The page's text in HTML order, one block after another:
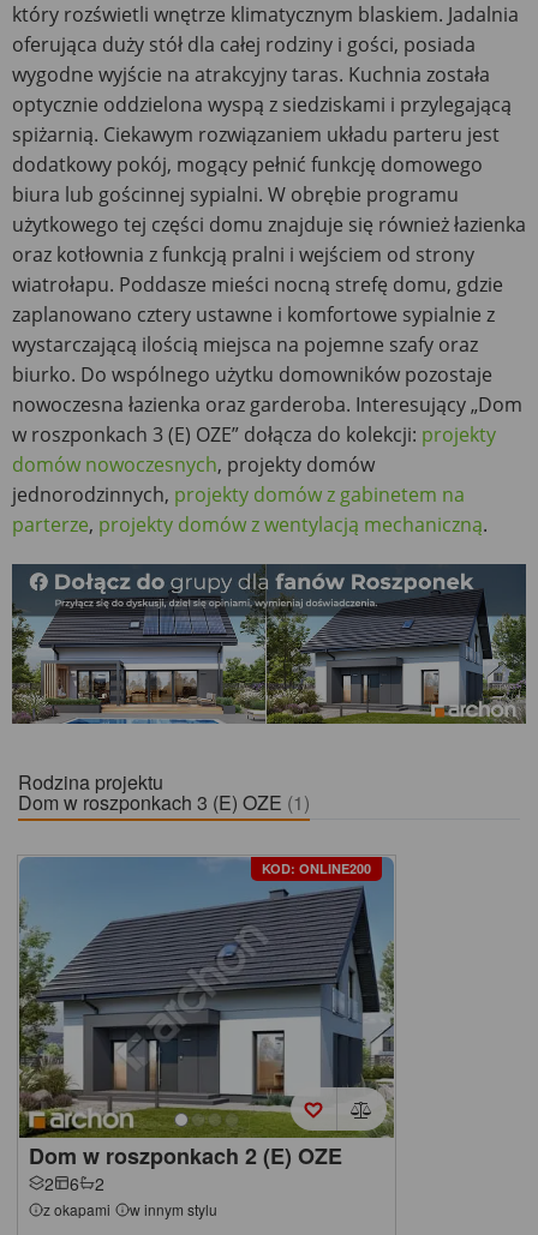
który rozświetli wnętrze klimatycznym blaskiem. Jadalnia
oferująca duży stół dla całej rodziny i gości, posiada
wygodne wyjście na atrakcyjny taras. Kuchnia została
optycznie oddzielona wyspą z siedziskami i przylegającą
spiżarnią. Ciekawym rozwiązaniem układu parteru jest
dodatkowy pokój, mogący pełnić funkcję domowego
biura lub gościnnej sypialni. W obrębie programu
użytkowego tej części domu znajduje się również łazienka
oraz kotłownia z funkcją pralni i wejściem od strony
wiatrołapu. Poddasze mieści nocną strefę domu, gdzie
zaplanowano cztery ustawne i komfortowe sypialnie z
wystarczającą ilością miejsca na pojemne szafy oraz
biurko. Do wspólnego użytku domowników pozostaje
nowoczesna łazienka oraz garderoba. Interesujący „Dom
w roszponkach 3 (E) OZE” dołącza do kolekcji: projekty
domów nowoczesnych, projekty domów
jednorodzinnych, projekty domów z gabinetem na
parterze, projekty domów z wentylacją mechaniczną.
Rodzina projektu
Dom w roszponkach 3 (E) OZE (1)
KOD: ONLINE200
Dom w roszponkach 2 (E) OZE
2 6 2
z okapami w innym stylu